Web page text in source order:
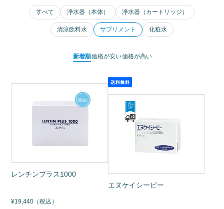
本体
カートリッジ
清涼飲料水
サプリメント
お問い合わせ
すべて 浄水器（本体） 浄水器（カートリッジ）
清涼飲料水 サプリメント 化粧水
新着順価格が安い価格が高い
レンチンプラス1000
¥19,440（税込）
エヌケイシーピー